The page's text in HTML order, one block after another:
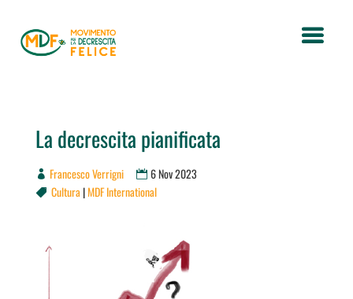
La decrescita pianificata
Francesco Verrigni 6 Nov 2023
 Cultura |MDF International